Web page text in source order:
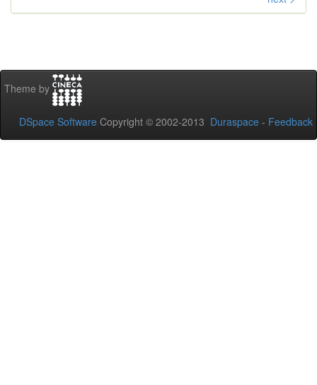
Theme by
DSpace Software Copyright © 2002-2013 Duraspace - Feedback